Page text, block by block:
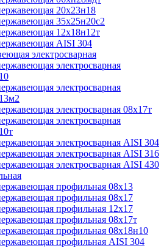
20х23н18
35х25н20с2
12х18н12т
AISI 304
электросварная
электросварная
электросварная
электросварная 08х17т
электросварная
электросварная AISI 304
электросварная AISI 316
электросварная AISI 430
профильная 08х13
профильная 08х17
профильная 12х17
профильная 08х17т
профильная 08х18н10
профильная AISI 304